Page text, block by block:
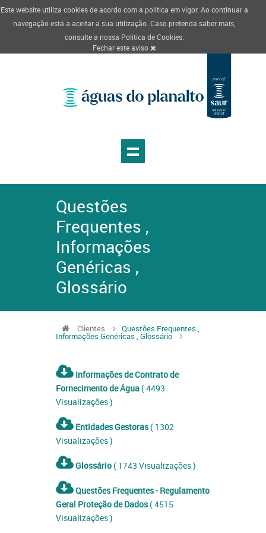
Este website utiliza cookies de acordo com a política em vigor. Ao continuar a
navegação está a aceitar a sua utilização. Caso pretenda saber mais,
consulte a nossa Politica de Cookies.
Fechar este aviso
Questões
Frequentes ,
Informações
Genéricas ,
Glossário
Clientes Questões Frequentes ,
Informações Genéricas , Glossário
Informações de Contrato de
Fornecimento de Água ( 4493
Visualizações )
Entidades Gestoras( 1302
Visualizações )
Glossário ( 1743 Visualizações )
Questões Frequentes - Regulamento
Geral Proteção de Dados( 4515
Visualizações )